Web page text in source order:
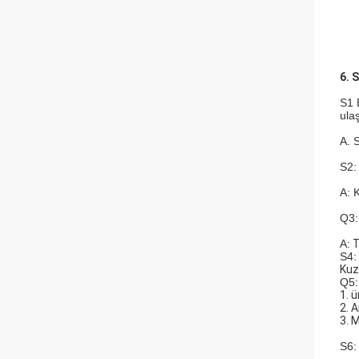
6.
S1
A.
S2:
A:
A:
S4:
Q5:
1.
2.
3.
S6: